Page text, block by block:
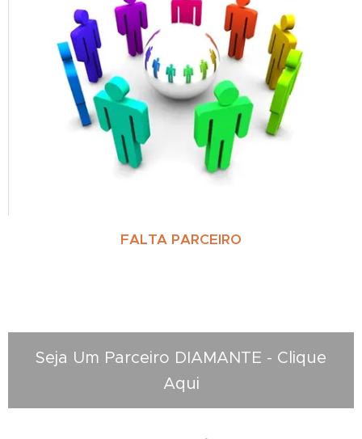
FALTA PARCEIRO
Seja Um Parceiro DIAMANTE - Clique
Aqui